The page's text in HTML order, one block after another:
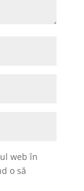
web în
o să